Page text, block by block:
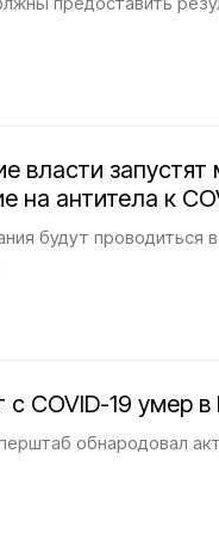
власти
на антитела к
будут проводиться
с COVID-19 умер
обнародовал